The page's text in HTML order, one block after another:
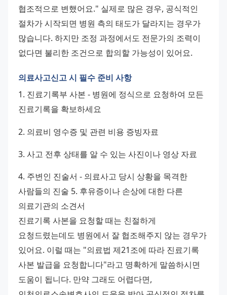
협조적으로 변했어요." 실제로 많은 경우, 공식적인
절차가 시작되면 병원 측의 태도가 달라지는 경우가
많습니다. 하지만 조정 과정에서도 전문가의 조력이
없다면 불리한 조건으로 합의할 가능성이 있어요.
의료사고신고 시 필수 준비 사항
1. 진료기록부 사본 - 병원에 정식으로 요청하여 모든
진료기록을 확보하세요
2. 의료비 영수증 및 관련 비용 증빙자료
3. 사고 전후 상태를 알 수 있는 사진이나 영상 자료
4. 주변인 진술서 - 의료사고 당시 상황을 목격한
사람들의 진술 5. 후유증이나 손상에 대한 다른
의료기관의 소견서
진료기록 사본을 요청할 때는 친절하게
요청드렸는데도 병원에서 잘 협조해주지 않는 경우가
있어요. 이럴 때는 "의료법 제21조에 따라 진료기록
사본 발급을 요청합니다"라고 명확하게 말씀하시면
도움이 됩니다. 만약 그래도 어렵다면,